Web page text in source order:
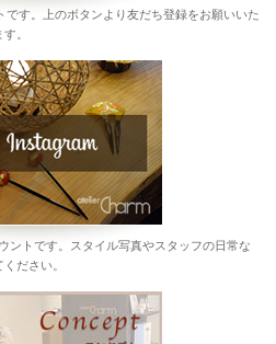
です。上のボタンより友だち登録をお願いいた
。
ントです。スタイル写真やスタッフの日常な
ださい。